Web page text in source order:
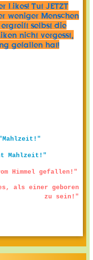
Likes! Tut JETZT
weniger Menschen
selbst die
nicht vergesst,
gefallen hat!
Mahlzeit!"
Himmel gefallen!"
als einer geboren
zu sein!"